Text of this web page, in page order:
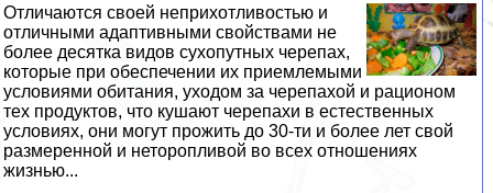
Отличаются своей неприхотливостью и
отличными адаптивными свойствами не
более десятка видов сухопутных черепах,
которые при обеспечении их приемлемыми
условиями обитания, уходом за черепахой и рационом
тех продуктов, что кушают черепахи в естественных
условиях, они могут прожить до 30-ти и более лет свой
размеренной и неторопливой во всех отношениях
жизнью...